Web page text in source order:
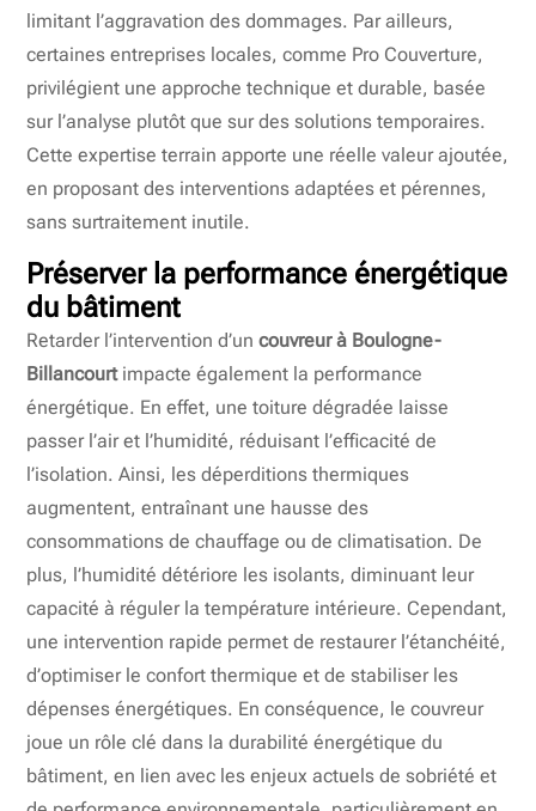
limitant l’aggravation des dommages. Par ailleurs,
certaines entreprises locales, comme Pro Couverture,
privilégient une approche technique et durable, basée
sur l’analyse plutôt que sur des solutions temporaires.
Cette expertise terrain apporte une réelle valeur ajoutée,
en proposant des interventions adaptées et pérennes,
sans surtraitement inutile.
Préserver la performance énergétique
du bâtiment
Retarder l’intervention d’uncouvreur à Boulogne-
Billancourtimpacte également la performance
énergétique. En effet, une toiture dégradée laisse
passer l’air et l’humidité, réduisant l’efficacité de
l’isolation. Ainsi, les déperditions thermiques
augmentent, entraînant une hausse des
consommations de chauffage ou de climatisation. De
plus, l’humidité détériore les isolants, diminuant leur
capacité à réguler la température intérieure. Cependant,
une intervention rapide permet de restaurer l’étanchéité,
d’optimiser le confort thermique et de stabiliser les
dépenses énergétiques. En conséquence, le couvreur
joue un rôle clé dans la durabilité énergétique du
bâtiment, en lien avec les enjeux actuels de sobriété et